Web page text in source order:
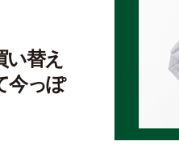
い替え
今っぽ